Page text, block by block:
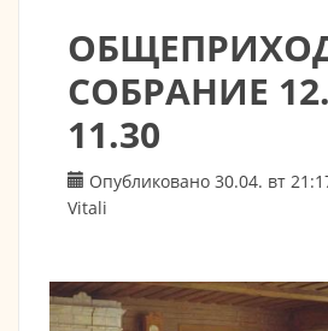
СОБРАНИЕ
11.30
Опубликовано 30.04. вт
Vitali